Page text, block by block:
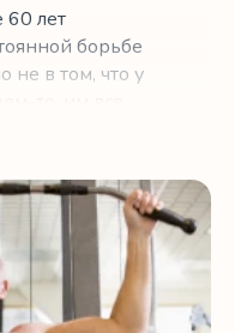
лет
борьбе
не в том, что у
бороться с раком